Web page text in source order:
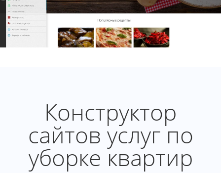
Конструктор
сайтов услуг по
уборке квартир